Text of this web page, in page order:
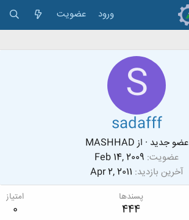
ورود عضویت
S
sadafff
عضو جدید · ازMASHHAD
عضویت Feb 14, 2009
آخرین بازدید Apr 2, 2011
پسندها
444
امتیاز
0